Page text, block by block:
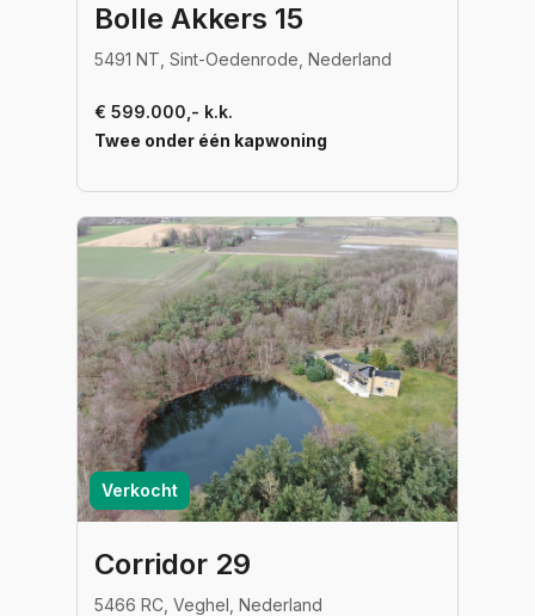
Bolle Akkers 15
5491 NT, Sint-Oedenrode, Nederland
€ 599.000,- k.k.
Twee onder één kapwoning
Verkocht
Corridor 29
5466 RC, Veghel, Nederland